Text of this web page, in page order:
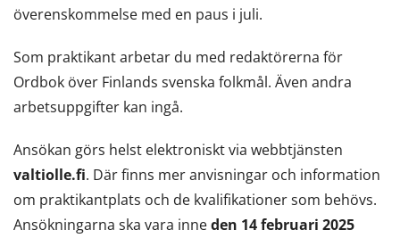
överenskommelse med en paus i juli.
Som praktikant arbetar du med redaktörerna för
Ordbok över Finlands svenska folkmål. Även andra
arbetsuppgifter kan ingå.
Ansökan görs helst elektroniskt via webbtjänsten
valtiolle.fi. Där finns mer anvisningar och information
om praktikantplats och de kvalifikationer som behövs.
Ansökningarna ska vara inneden 14 februari 2025